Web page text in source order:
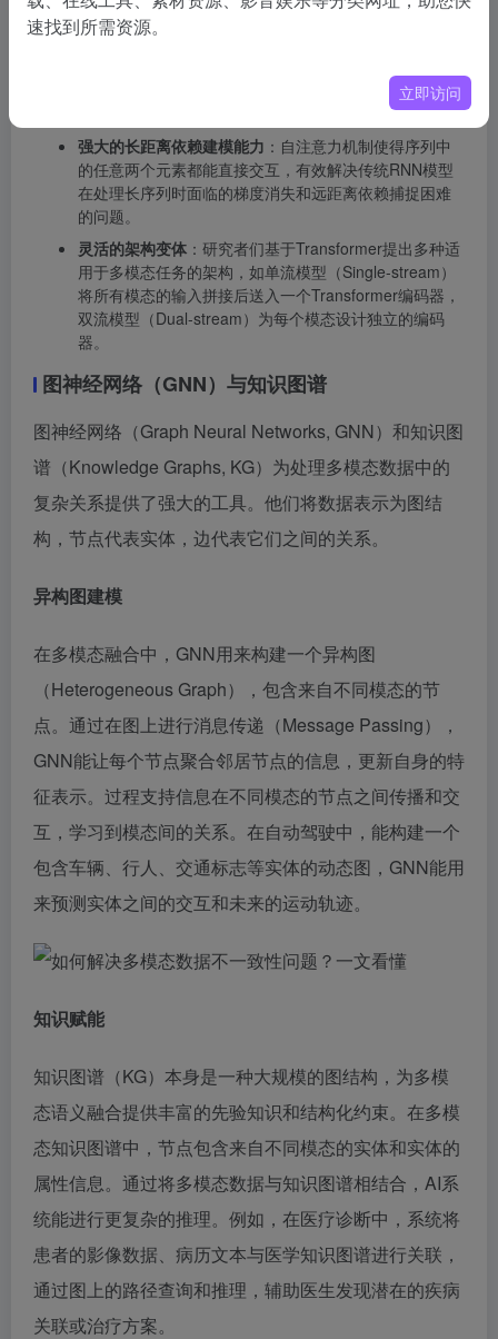
框架，优势主要体现在以下几个方面。
：Transformer将不同模态的数据都视
为一个序列，通过嵌入层将其映射到统一的向量空间。
强大的长距离依赖建模能力 ：自注意力机制使得序列中
的任意两个元素都能直接交互，有效解决传统RNN模型
在处理长序列时面临的梯度消失和远距离依赖捕捉困难
的问题。
灵活的架构变体 ：研究者们基于Transformer提出多种适
用于多模态任务的架构，如单流模型（Single-stream）
将所有模态的输入拼接后送入一个Transformer编码器，
双流模型（Dual-stream）为每个模态设计独立的编码
器。
图神经网络（GNN）与知识图谱
图神经网络（Graph Neural Networks, GNN）和知识图
谱（Knowledge Graphs, KG）为处理多模态数据中的
复杂关系提供了强大的工具。他们将数据表示为图结
构，节点代表实体，边代表它们之间的关系。
异构图建模
在多模态融合中，GNN用来构建一个异构图
（Heterogeneous Graph），包含来自不同模态的节
点。通过在图上进行消息传递（Message Passing），
GNN能让每个节点聚合邻居节点的信息，更新自身的特
征表示。过程支持信息在不同模态的节点之间传播和交
互，学习到模态间的关系。在自动驾驶中，能构建一个
包含车辆、行人、交通标志等实体的动态图，GNN能用
来预测实体之间的交互和未来的运动轨迹。
知识赋能
知识图谱（KG）本身是一种大规模的图结构，为多模
态语义融合提供丰富的先验知识和结构化约束。在多模
态知识图谱中，节点包含来自不同模态的实体和实体的
属性信息。通过将多模态数据与知识图谱相结合，AI系
统能进行更复杂的推理。例如，在医疗诊断中，系统将
患者的影像数据、病历文本与医学知识图谱进行关联，
通过图上的路径查询和推理，辅助医生发现潜在的疾病
关联或治疗方案。
速找到所需资源。
立即访问